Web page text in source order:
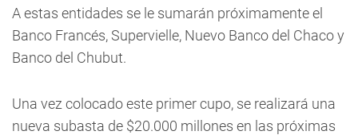
A estas entidades se le sumarán próximamente el
Banco Francés, Supervielle, Nuevo Banco del Chaco y
Banco del Chubut.
Una vez colocado este primer cupo, se realizará una
nueva subasta de $20.000 millones en las próximas